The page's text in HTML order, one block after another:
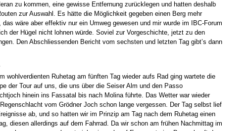
zu kommen, eine gewisse Entfernung zurücklegen und hatten deshalb
zur Auswahl. Es hätte die Möglichkeit gegeben einen Berg mehr
das wäre aber effektiv nur ein Umweg gewesen und mir wurde im IBC-Forum
der Hügel nicht lohnen würde. Soviel zur Vorgeschichte, jetzt zu den
Den Abschliessenden Bericht vom sechsten und letzten Tag gibt’s dann
wohlverdienten Ruhetag am fünften Tag wieder aufs Rad ging wartete die
der Tour auf uns, die uns über die Seiser Alm und den Passo
hinein ins Fassatal bis nach Molina führte. Das Wetter war wieder
vom Grödner Joch schon lange vergessen. Der Tag selbst lief
ab, und so hatten wir im Prinzip am Tag nach dem Ruhetag einen
diesen allerdings auf dem Fahrrad. Da wir schon am frühen Nachmittag im